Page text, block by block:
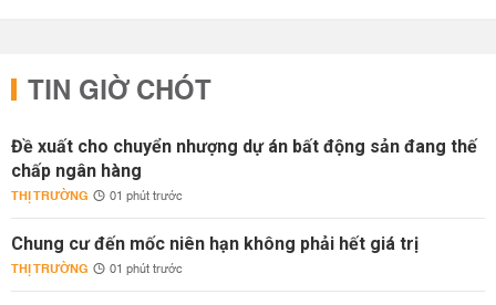
TIN GIỜ CHÓT
Đề xuất cho chuyển nhượng dự án bất động sản đang thế
chấp ngân hàng
THỊ TRƯỜNG 01 phút trước
Chung cư đến mốc niên hạn không phải hết giá trị
THỊ TRƯỜNG 01 phút trước